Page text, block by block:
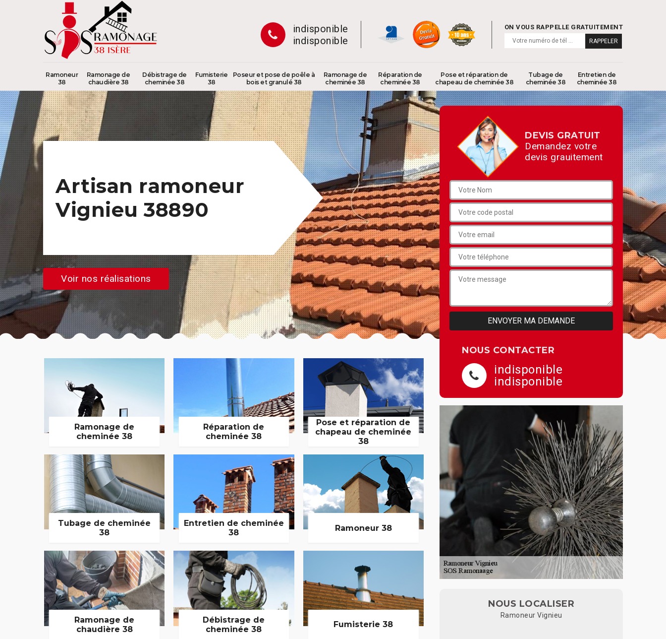
indisponible
indisponible
ON VOUS RAPPELLE GRATUITEMENT
Ramoneur
38
Ramonage de
chaudière 38
Débistrage de
cheminée 38
Fumisterie
38
Poseur et pose de poêle à
bois et granulé 38
Ramonage de
cheminée 38
Réparation de
cheminée 38
Pose et réparation de
chapeau de cheminée 38
Tubage de
cheminée 38
Entretien de
cheminée 38
Artisan ramoneur
Vignieu 38890
Voir nos réalisations
Ramonage de
cheminée 38
Réparation de
cheminée 38
Pose et réparation de
chapeau de cheminée
38
Tubage de cheminée
38
Entretien de cheminée
38
Ramoneur 38
Ramonage de
chaudière 38
Débistrage de
cheminée 38
Fumisterie 38
DEVIS GRATUIT
Demandez votre
devis grauitement
NOUS CONTACTER
indisponible
indisponible
NOUS LOCALISER
Ramoneur Vignieu